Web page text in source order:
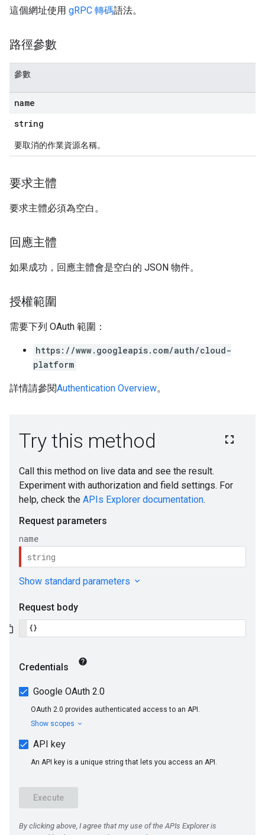
這個網址使用 gRPC 轉碼語法。
路徑參數
參數
name
string
要取消的作業資源名稱。
要求主體
要求主體必須為空白。
回應主體
如果成功，回應主體會是空白的 JSON 物件。
授權範圍
需要下列 OAuth 範圍：
https://www.googleapis.com/auth/cloud-
platform
詳情請參閱Authentication Overview。